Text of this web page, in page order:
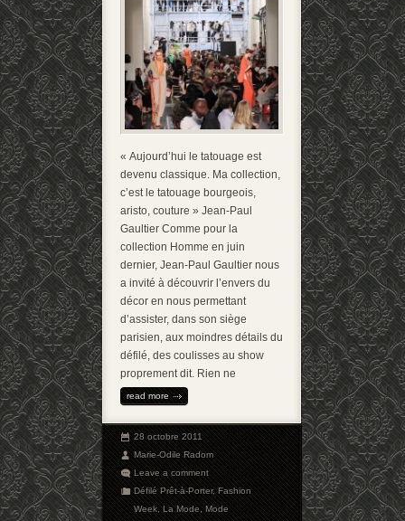
« Aujourd’hui le tatouage est
devenu classique. Ma collection,
c’est le tatouage bourgeois,
aristo, couture » Jean-Paul
Gaultier Comme pour la
collection Homme en juin
dernier, Jean-Paul Gaultier nous
a invité à découvrir l’envers du
décor en nous permettant
d’assister, dans son siège
parisien, aux moindres détails du
défilé, des coulisses au show
proprement dit. Rien ne
read more
28 octobre 2011
Marie-Odile Radom
Leave a comment
Défilé Prêt-à-Porter,Fashion
Week,La Mode,Mode